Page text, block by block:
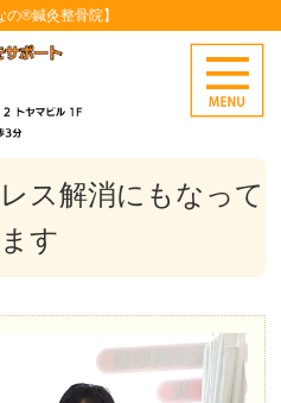
®鍼灸整骨院】
ス解消にもなって
す